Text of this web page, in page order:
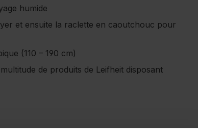
humide
et ensuite la raclette en caoutchouc pour
(110 – 190 cm)
de produits de Leifheit disposant